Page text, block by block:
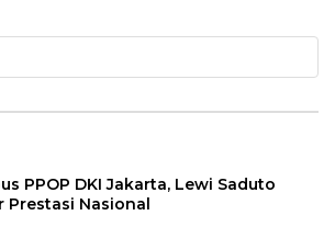
PPOP DKI Jakarta, Lewi Saduto
Prestasi Nasional